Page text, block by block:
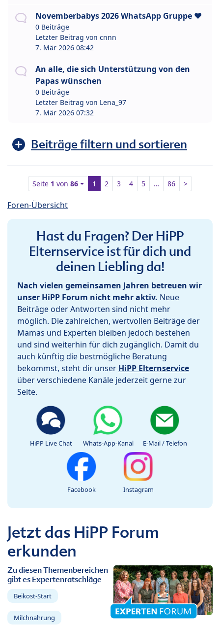
Novemberbabys 2026 WhatsApp Gruppe ❤️
0 Beiträge
Letzter Beitrag von cnnn
7. Mär 2026 08:42
An alle, die sich Unterstützung von den
Papas wünschen
0 Beiträge
Letzter Beitrag von Lena_97
7. Mär 2026 07:32
Beiträge filtern und sortieren
Seite 1 von86 1 2 3 4 5 … 86 >
Foren-Übersicht
Hast du Fragen? Der HiPP
Elternservice ist für dich und
deinen Liebling da!
Nach vielen gemeinsamen Jahren betreuen wir
unser HiPP Forum nicht mehr aktiv. Neue
Beiträge oder Antworten sind nicht mehr
möglich. Die zahlreichen, wertvollen Beiträge der
Mamas und Experten bleiben jedoch bestehen
und sind weiterhin für dich zugänglich. Damit du
auch künftig die bestmögliche Beratung
bekommst, steht dir unser HiPP Elternservice
über verschiedene Kanäle jederzeit gerne zur
Seite.
HiPP Live Chat Whats-App-Kanal E-Mail / Telefon
Facebook Instagram
Jetzt das HiPP Forum
erkunden
Zu diesen Themenbereichen
gibt es Expertenratschläge
Beikost-Start
Milchnahrung